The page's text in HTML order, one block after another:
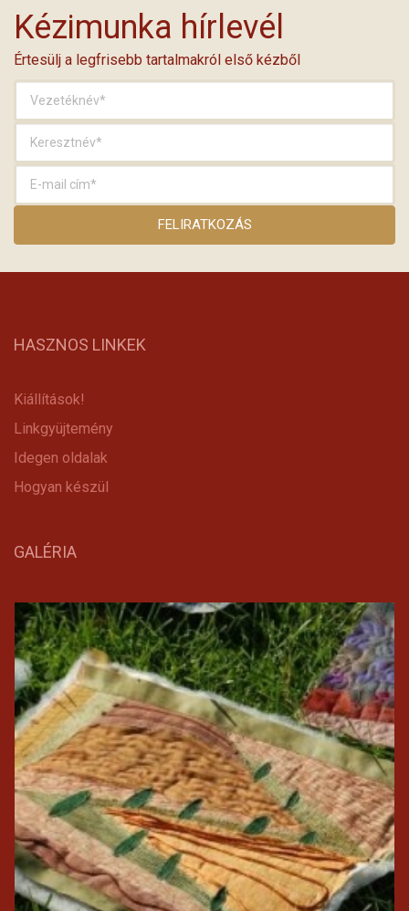
Kézimunka hírlevél
Értesülj a legfrisebb tartalmakról első kézből
HASZNOS LINKEK
Kiállítások!
Linkgyüjtemény
Idegen oldalak
Hogyan készül
GALÉRIA